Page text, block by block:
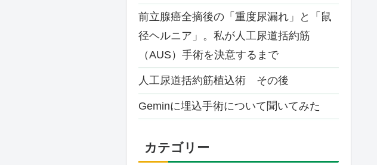
前立腺癌全摘後の「重度尿漏れ」と「鼠
径ヘルニア」。私が人工尿道括約筋
（AUS）手術を決意するまで
人工尿道括約筋植込術 その後
Geminに埋込手術について聞いてみた
カテゴリー